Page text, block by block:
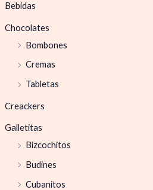
Bebidas
Chocolates
Bombones
Cremas
Tabletas
Creackers
Galletitas
Bizcochitos
Budines
Cubanitos